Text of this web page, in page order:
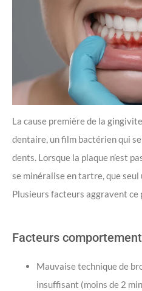
La cause première de la
dentaire, un film bactérien qui
dents. Lorsque la plaque n’est
se minéralise en tartre, que
Plusieurs facteurs aggravent ce
Facteurs
Mauvaise technique de
insuffisant (moins de 2